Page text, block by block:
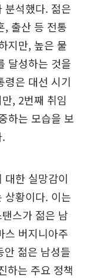
분석했다. 젊은
, 출산 등 전통
지만, 높은 물
달성하는 것을
령은 대선 시기
, 2번째 취임
하는 모습을 보
대한 실망감이
상황이다. 이는
스가 젊은 남
스 버지니아주
안 젊은 남성들
하는 주요 정책